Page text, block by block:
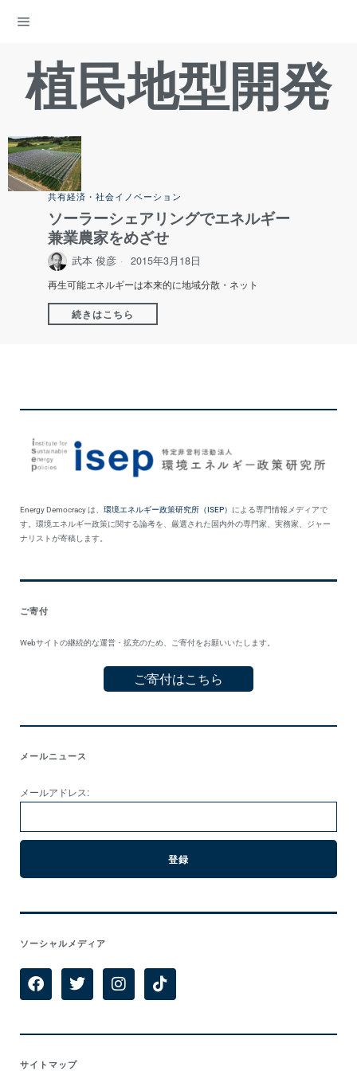
植民地型開発
共有経済・社会イノベーション
ソーラーシェアリングでエネルギー
兼業農家をめざせ
武本 俊彦 2015年3月18日
再生可能エネルギーは本来的に地域分散・ネット
続きはこちら
Energy Democracy は、 環境エネルギー政策研究所（ISEP） による専門情報メディアで
す。環境エネルギー政策に関する論考を、厳選された国内外の専門家、実務家、ジャー
ナリストが寄稿します。
ご寄付
Webサイトの継続的な運営・拡充のため、ご寄付をお願いいたします。
ご寄付はこちら
メールニュース
メールアドレス:
ソーシャルメディア
サイトマップ